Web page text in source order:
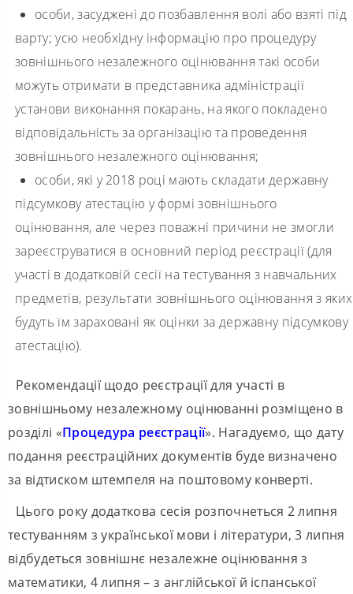
особи, засуджені до позбавлення волі або взяті під
варту; усю необхідну інформацію про процедуру
зовнішнього незалежного оцінювання такі особи
можуть отримати в представника адміністрації
установи виконання покарань, на якого покладено
відповідальність за організацію та проведення
зовнішнього незалежного оцінювання;
особи, які у 2018 році мають складати державну
підсумкову атестацію у формі зовнішнього
оцінювання, але через поважні причини не змогли
зареєструватися в основний період реєстрації (для
участі в додатковій сесії на тестування з навчальних
предметів, результати зовнішнього оцінювання з яких
будуть їм зараховані як оцінки за державну підсумкову
атестацію).
Рекомендації щодо реєстрації для участі в
зовнішньому незалежному оцінюванні розміщено в
розділі «Процедура реєстрації». Нагадуємо, що дату
подання реєстраційних документів буде визначено
за відтиском штемпеля на поштовому конверті.
Цього року додаткова сесія розпочнеться 2 липня
тестуванням з української мови і літератури, 3 липня
відбудеться зовнішнє незалежне оцінювання з
математики, 4 липня – з англійської й іспанської